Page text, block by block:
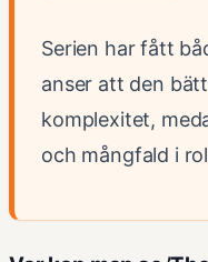
Serien har fått
anser att den
komplexitet,
och mångfald i